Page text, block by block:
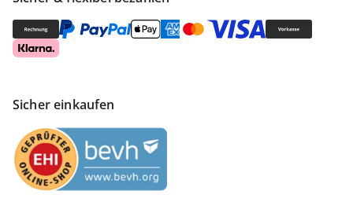
Sicher einkaufen